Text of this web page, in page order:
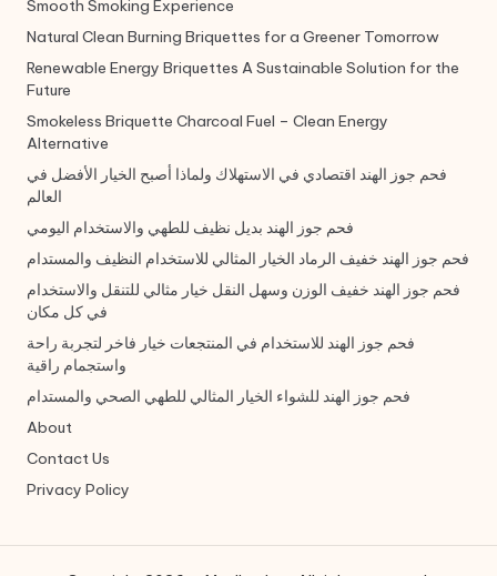
Smooth Smoking Experience
Natural Clean Burning Briquettes for a Greener Tomorrow
Renewable Energy Briquettes A Sustainable Solution for the
Future
Smokeless Briquette Charcoal Fuel – Clean Energy
Alternative
فحم جوز الهند اقتصادي في الاستهلاك ولماذا أصبح الخيار الأفضل في
العالم
فحم جوز الهند بديل نظيف للطهي والاستخدام اليومي
فحم جوز الهند خفيف الرماد الخيار المثالي للاستخدام النظيف والمستدام
فحم جوز الهند خفيف الوزن وسهل النقل خيار مثالي للتنقل والاستخدام
في كل مكان
فحم جوز الهند للاستخدام في المنتجعات خيار فاخر لتجربة راحة
واستجمام راقية
فحم جوز الهند للشواء الخيار المثالي للطهي الصحي والمستدام
About
Contact Us
Privacy Policy